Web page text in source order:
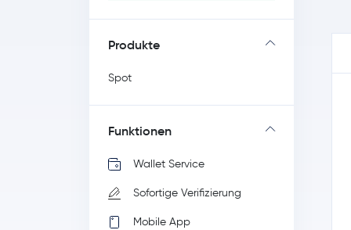
Produkte
Spot
Funktionen
Wallet Service
Sofortige Verifizierung
Mobile App